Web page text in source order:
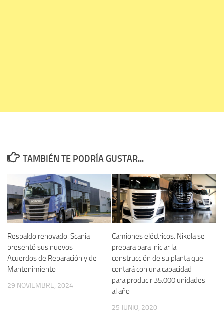
TAMBIÉN TE PODRÍA GUSTAR...
Respaldo renovado: Scania
presentó sus nuevos
Acuerdos de Reparación y de
Mantenimiento
29 NOVIEMBRE, 2024
Camiones eléctricos: Nikola se
prepara para iniciar la
construcción de su planta que
contará con una capacidad
para producir 35.000 unidades
al año
25 JUNIO, 2020